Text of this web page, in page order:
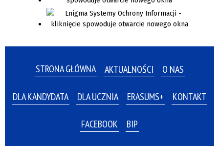
STRONA GŁÓWNA AKTUALNOŚCI O NAS
DLA KANDYDATA DLA UCZNIA ERASUMS+ KONTAKT
FACEBOOK BIP